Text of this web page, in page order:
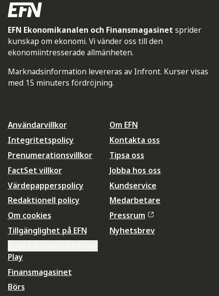
EFN Ekonomikanalen och Finansmagasinet sprider
kunskap om ekonomi. Vi vänder oss till den
ekonomiintresserade allmänheten.
Marknadsinformation levereras av Infront. Kurser visas
med 15 minuters fördröjning.
Användarvillkor
Integritetspolicy
Prenumerationsvillkor
FactSet villkor
Värdepapperspolicy
Redaktionell policy
Om cookies
Tillgänglighet på EFN
Om EFN
Kontakta oss
Tipsa oss
Jobba hos oss
Kundservice
Medarbetare
Pressrum
Nyhetsbrev
Play
Finansmagasinet
Börs